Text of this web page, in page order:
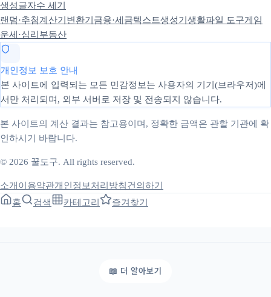
생성글자수 세기
랜덤·추첨계산기 변환기 금융·세금텍스트생성기 생활파일 도구게임
운세·심리 부동산
개인정보 보호 안내
본 사이트에 입력되는 모든 민감정보는 사용자의 기기(브라우저)에
서만 처리되며, 외부 서버로 저장 및 전송되지 않습니다.
본 사이트의 계산 결과는 참고용이며, 정확한 금액은 관할 기관에 확
인하시기 바랍니다.
© 2026 꿀도구. All rights reserved.
소개 이용약관개인정보처리방침건의하기
홈
검색 카테고리 즐겨찾기